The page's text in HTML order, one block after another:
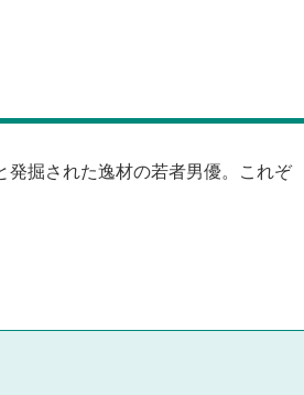
掘された逸材の若者男優。これぞ